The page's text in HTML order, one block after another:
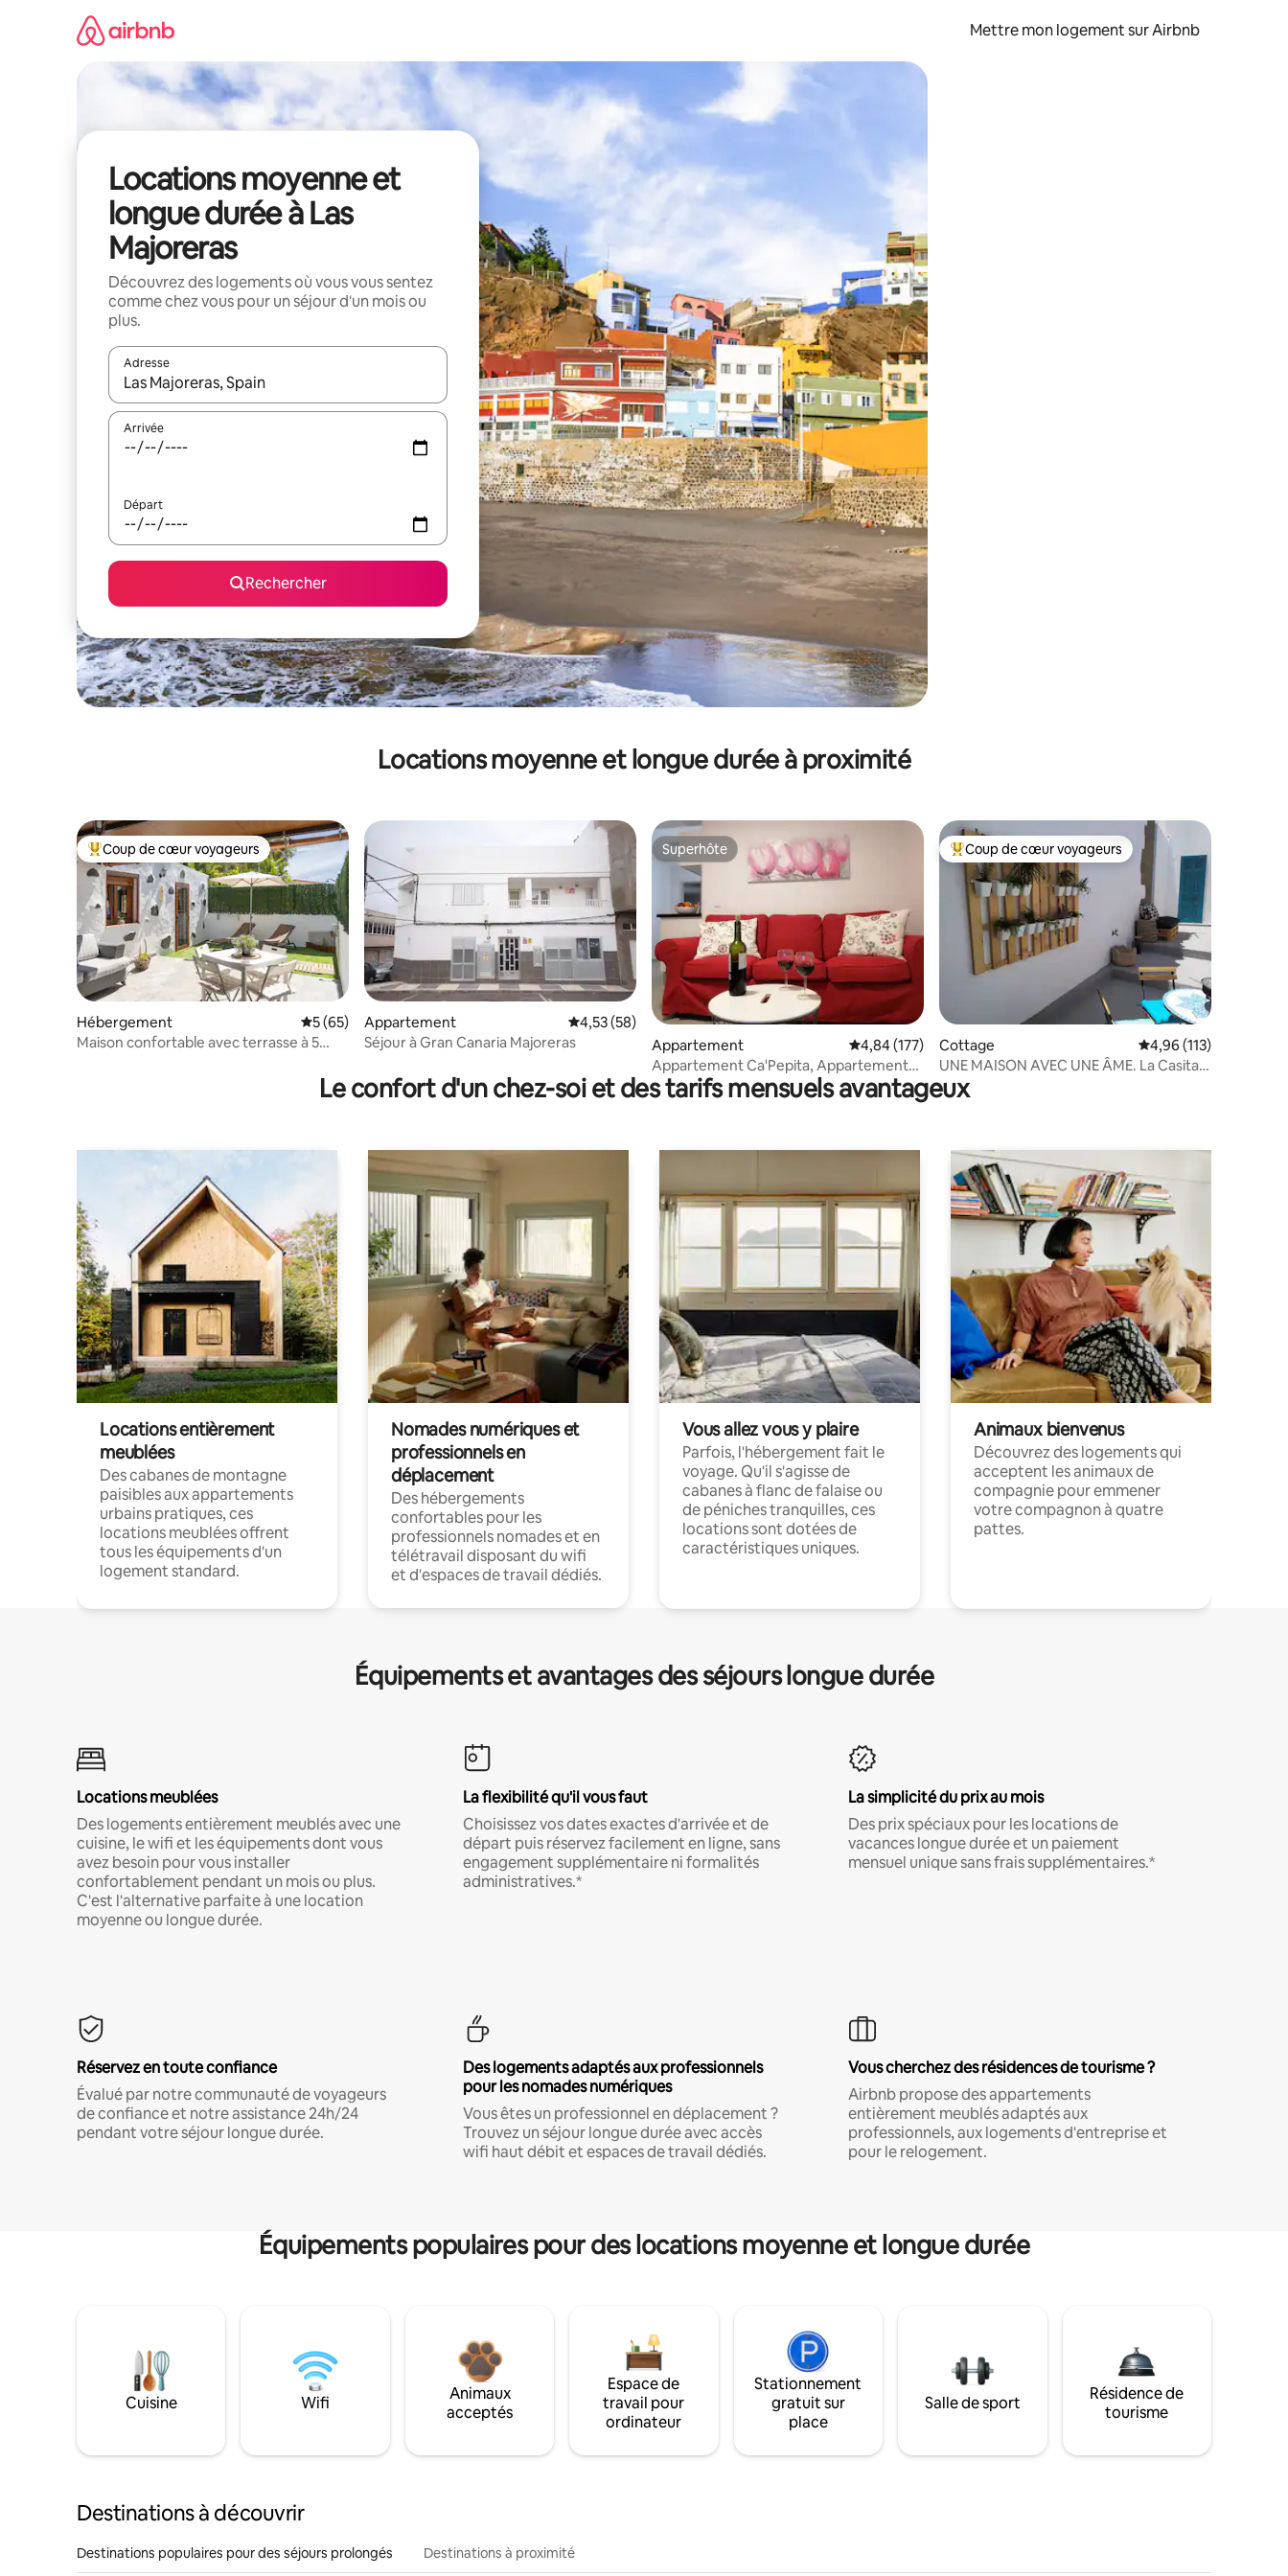
Mettre mon logement sur Airbnb
Locations moyenne et
longue durée à Las
Majoreras
Découvrez des logements où vous vous sentez
comme chez vous pour un séjour d'un mois ou
plus.
Adresse
Lorsque les résultats s'affichent, utilisez les flèches vers le haut et vers le bas pour les parcourir ou en appuyant et en faisant glisser.
Arrivée
Départ
Rechercher
Locations moyenne et longue durée à proximité
Coups de cœur voyageurs les plus appréciés
Coup de cœur voyageurs
Hébergement Évaluation moyenne sur la base de 65 commentaires : 5 sur 5
5 (65)
Maison confortable avec terrasse à 5
Appartement Évaluation moyenne sur la base de 58 commentaires : 4,53 sur 5
4,53 (58)
Séjour à Gran Canaria Majoreras
Superhôte
Superhôte
Appartement Évaluation moyenne sur la base de 177 commentaires : 4,84 sur 5
4,84 (177)
Appartement Ca'Pepita, Appartement
familial ii
Coups de cœur voyageurs les plus appréciés
Coup de cœur voyageurs
Cottage Évaluation moyenne
4,96 (113)
UNE MAISON AVEC UNE ÂME. La Casita
de Ainhoa
Le confort d'un chez-soi et des tarifs mensuels avantageux
Locations entièrement
meublées
Des cabanes de montagne
paisibles aux appartements
urbains pratiques, ces
locations meublées offrent
tous les équipements d'un
logement standard.
Nomades numériques et
professionnels en
déplacement
Des hébergements
confortables pour les
professionnels nomades et en
télétravail disposant du wifi
et d'espaces de travail dédiés.
Vous allez vous y plaire
Parfois, l'hébergement fait le
voyage. Qu'il s'agisse de
cabanes à flanc de falaise ou
de péniches tranquilles, ces
locations sont dotées de
caractéristiques uniques.
Animaux bienvenus
Découvrez des logements qui
acceptent les animaux de
compagnie pour emmener
votre compagnon à quatre
pattes.
Équipements et avantages des séjours longue durée
Locations meublées
Des logements entièrement meublés avec une
cuisine, le wifi et les équipements dont vous
avez besoin pour vous installer
confortablement pendant un mois ou plus.
C'est l'alternative parfaite à une location
moyenne ou longue durée.
La flexibilité qu'il vous faut
Choisissez vos dates exactes d'arrivée et de
départ puis réservez facilement en ligne, sans
engagement supplémentaire ni formalités
administratives.*
La simplicité du prix au mois
Des prix spéciaux pour les locations de
vacances longue durée et un paiement
mensuel unique sans frais supplémentaires.*
Réservez en toute confiance
Évalué par notre communauté de voyageurs
de confiance et notre assistance 24h/24
pendant votre séjour longue durée.
Des logements adaptés aux professionnels
pour les nomades numériques
Vous êtes un professionnel en déplacement ?
Trouvez un séjour longue durée avec accès
wifi haut débit et espaces de travail dédiés.
Vous cherchez des résidences de tourisme ?
Airbnb propose des appartements
entièrement meublés adaptés aux
professionnels, aux logements d'entreprise et
pour le relogement.
Équipements populaires pour des locations moyenne et longue durée
Cuisine Wifi
Animaux
acceptés
Espace de
travail pour
ordinateur
Stationnement
gratuit sur
place
Salle de sport
Résidence de
tourisme
Destinations à découvrir
Destinations populaires pour des séjours prolongés Destinations à proximité